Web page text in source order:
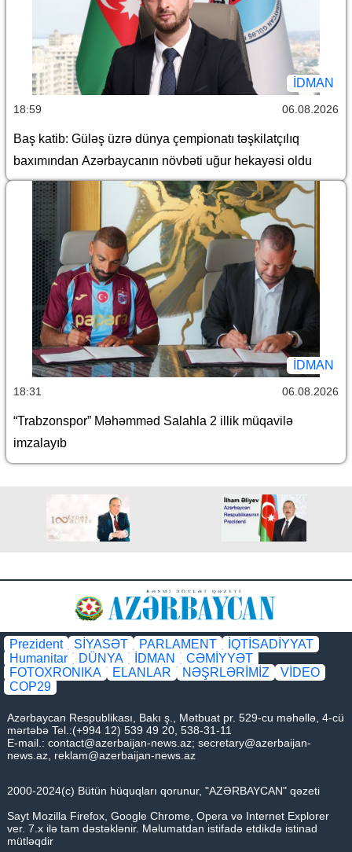
İDMAN
18:59 06.08.2026
Baş katib: Güləş üzrə dünya çempionatı təşkilatçılıq
baxımından Azərbaycanın növbəti uğur hekayəsi oldu
İDMAN
18:31 06.08.2026
“Trabzonspor” Məhəmməd Salahla 2 illik müqavilə
imzalayıb
Prezident SİYASƏT PARLAMENT
İQTİSADİYYAT
Humanitar
DÜNYA İDMAN
CƏMİYYƏT
FOTOXRONIKA
ELANLAR NƏŞRLƏRİMİZ
VİDEO
COP29
Azərbaycan Respublikası, Bakı ş., Mətbuat pr. 529-cu məhəllə, 4-cü
mərtəbə Tel.:(+994 12) 539 49 20, 538-31-11
E-mail.: contact@azerbaijan-news.az; secretary@azerbaijan-
news.az reklam@azerbaijan-news.az
2000-2024(c) Bütün hüquqları qorunur, "AZƏRBAYCAN" qəzeti
Sayt Mozilla Firefox, Google Chrome, Opera və Internet Explorer
ver. 7.x ilə tam dəstəklənir. Məlumatdan istifadə etdikdə istinad
mütləqdir